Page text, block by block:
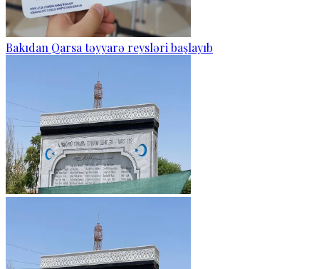
Bakıdan Qarsa təyyarə reysləri başlayıb